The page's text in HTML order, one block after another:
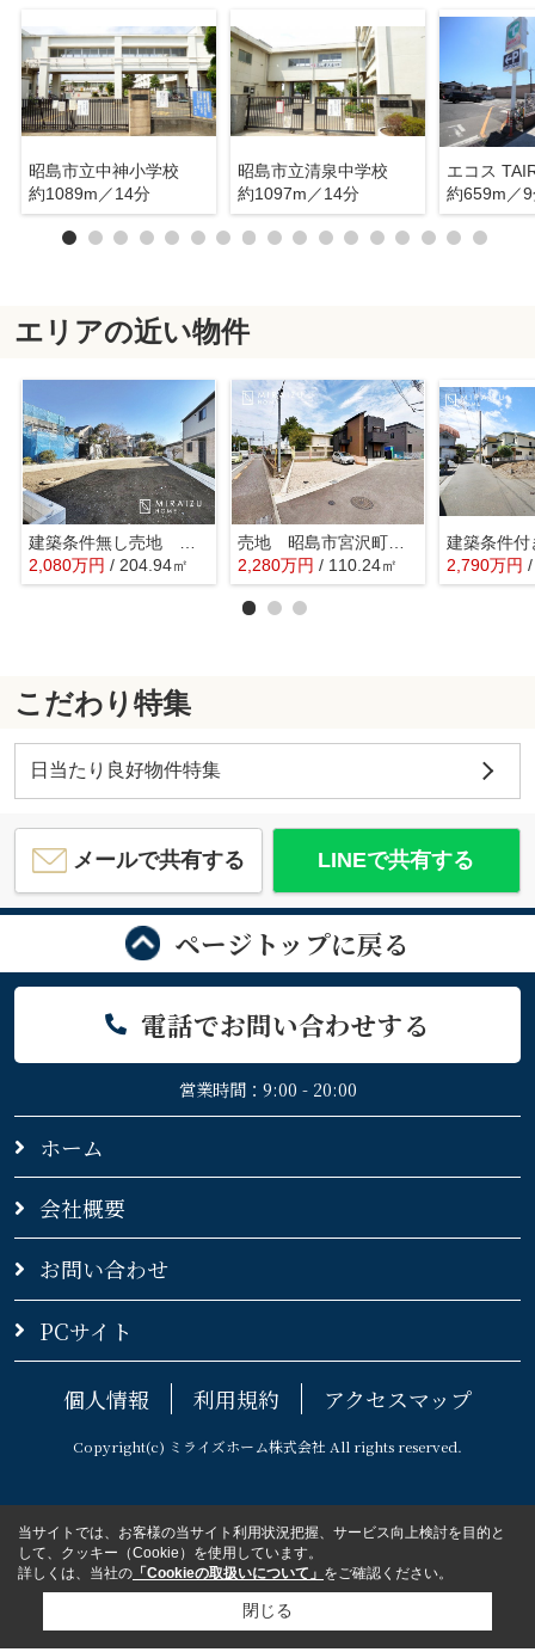
昭島市立中神小学校
約1089m／14分
昭島市立清泉中学校
約1097m／14分
約659m／
エリアの近い物件
2,080万円 / 204.94㎡
売地 昭島市宮沢町 全7区画 今回販売4区画
2,280万円 / 110.24㎡ 2,790万円
こだわり特集
日当たり良好物件特集
メールで共有する LINEで共有する
ページトップに戻る
電話でお問い合わせする
営業時間：9:00 - 20:00
ホーム
会社概要
お問い合わせ
PCサイト
個人情報 利用規約 アクセスマップ
Copyright(c) ミライズホーム株式会社 All rights reserved.
当サイトでは、お客様の当サイト利用状況把握、サービス向上検討を目的と
して、クッキー（Cookie）を使用しています。
詳しくは、当社の 「Cookieの取扱いについて」 をご確認ください。
閉じる